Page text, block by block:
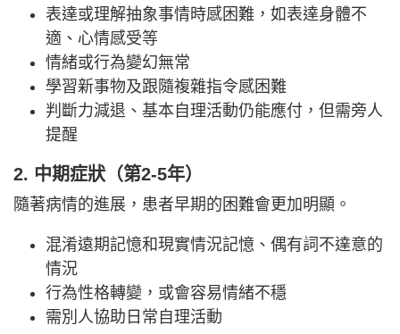
表達或理解抽象事情時感困難，如表達身體不
適、心情感受等
情緒或行為變幻無常
學習新事物及跟隨複雜指令感困難
判斷力減退、基本自理活動仍能應付，但需旁人
提醒
2. 中期症狀（第2-5年）
隨著病情的進展，患者早期的困難會更加明顯。
混淆遠期記憶和現實情況記憶、偶有詞不達意的
情況
行為性格轉變，或會容易情緒不穩
需別人協助日常自理活動